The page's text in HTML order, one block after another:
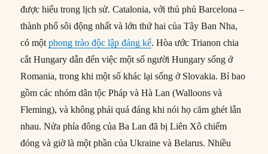
được hiểu trong lịch sử. Catalonia, với thủ phủ Barcelona –
thành phố sôi động nhất và lớn thứ hai của Tây Ban Nha,
có mộtphong trào độc lập đáng kể. Hòa ước Trianon chia
cắt Hungary dẫn đến việc một số người Hungary sống ở
Romania, trong khi một số khác lại sống ở Slovakia. Bỉ bao
gồm các nhóm dân tộc Pháp và Hà Lan (Walloons và
Fleming), và không phải quá đáng khi nói họ căm ghét lẫn
nhau. Nửa phía đông của Ba Lan đã bị Liên Xô chiếm
đóng và giờ là một phần của Ukraine và Belarus. Nhiều